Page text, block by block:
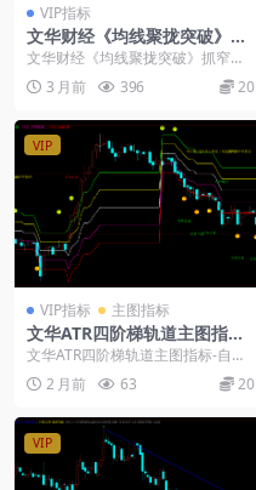
VIP指标
文华财经《均线聚拢突破》抓
窄幅起涨点-过滤震荡假信号
文华财经《均线聚拢突破》抓窄幅
起涨点-过滤震荡假信号： 指标基于
短中长三条均线排...
3 月前 396 20
VIP
VIP指标 主图指标
文华ATR四阶梯轨道主图指标-
自带震荡过滤日内多空提示源
码
文华ATR四阶梯轨道主图指标-自带
震荡过滤日内多空提示源码： 文华
ATR阶梯轨道...
2 月前 63 20
VIP